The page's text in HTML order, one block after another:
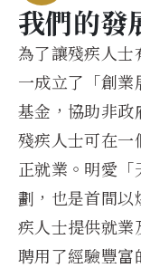
我們的發
為了讓殘疾人士
一成立了「創
基金，協助非
殘疾人士可在一
正就業。明愛
劃，也是首間以
疾人士提供就業
聘用了經驗豐富